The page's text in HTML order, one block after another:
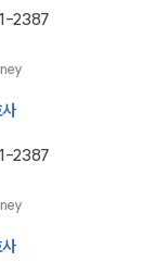
2387
2387